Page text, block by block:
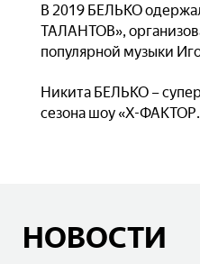
В 2019 БЕЛЬКО
ТАЛАНТОВ»,
популярной музыки
Никита БЕЛЬКО –
сезона шоу «Х-
НОВОСТИ